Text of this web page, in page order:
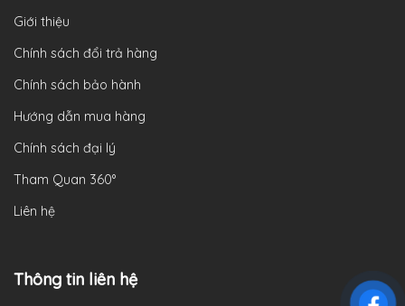
Giới thiệu
Chính sách đổi trả hàng
Chính sách bảo hành
Hướng dẫn mua hàng
Chính sách đại lý
Tham Quan 360°
Liên hệ
Thông tin liên hệ